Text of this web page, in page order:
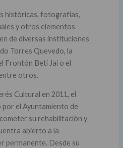
históricas, fotografías,
y otros elementos
de diversas instituciones
Torres Quevedo, la
Frontón Beti Jai o el
otros.
Cultural en 2011, el
el Ayuntamiento de
su rehabilitación y
abierto a la
permanente. Desde su